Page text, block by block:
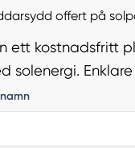
offert på
ett kostnadsfritt
solenergi.